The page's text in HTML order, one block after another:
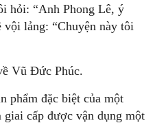
hỏi: “Anh Phong Lê, ý
vội lảng: “Chuyện này tôi
Vũ Đức Phúc.
phẩm đặc biệt của một
cấp được vận dụng một